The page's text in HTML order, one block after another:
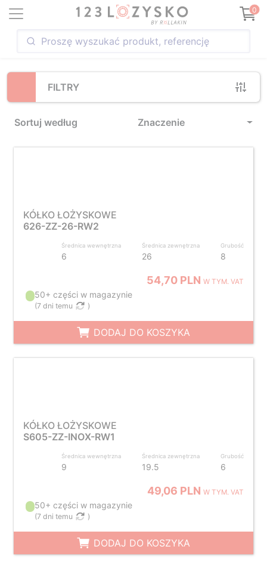
0
FILTRY
Sortuj według Znaczenie
Loading...
KÓŁKO ŁOŻYSKOWE
626-ZZ-26-RW2
Średnica wewnętrzna
6
Średnica zewnętrzna
26
Grubość
8
54,70 PLNW TYM. VAT
50+ części w magazynie
(7 dni temu )
DODAJ DO KOSZYKA
KÓŁKO ŁOŻYSKOWE
S605-ZZ-INOX-RW1
Średnica wewnętrzna
9
Średnica zewnętrzna
19.5
Grubość
6
49,06 PLNW TYM. VAT
50+ części w magazynie
(7 dni temu )
DODAJ DO KOSZYKA